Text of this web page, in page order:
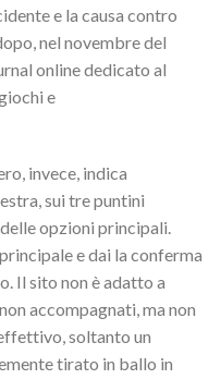
e la causa contro
nel novembre del
online dedicato al
e
invece, indica
sui tre puntini
opzioni principali.
e dai la conferma
Il sito non è adatto a
accompagnati, ma non
soltanto un
tirato in ballo in